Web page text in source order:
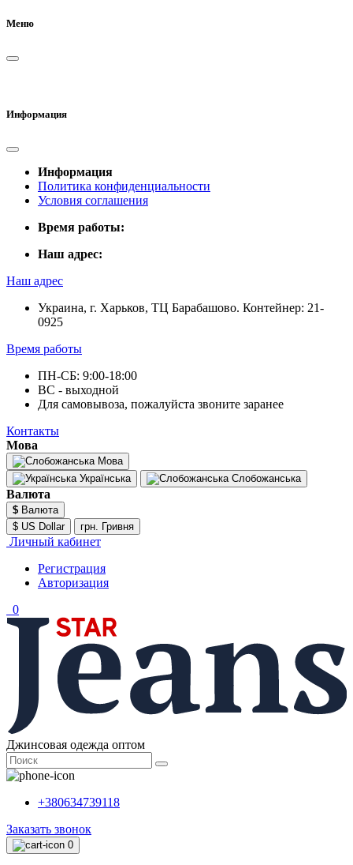
Меню
Информация
Информация
Политика конфиденциальности
Условия соглашения
Время работы:
Наш адрес:
Наш адрес
Украина, г. Харьков, ТЦ Барабашово. Контейнер: 21-
0925
Время работы
ПН-СБ: 9:00-18:00
ВС - выходной
Для самовывоза, пожалуйста звоните заранее
Контакты
Мова
Мова
Українська
Слобожанська
Валюта
$ Валюта
$ US Dollar
грн. Гривня
Личный кабинет
Регистрация
Авторизация
0
Джинсовая одежда оптом
+380634739118
Заказать звонок
0